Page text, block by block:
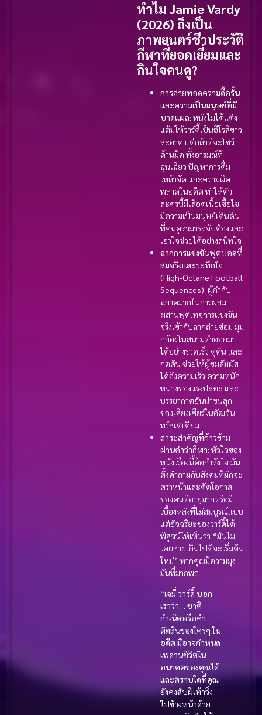
ทำไม Jamie Vardy
(2026) ถึงเป็น
ภาพยนตร์ชีวประวัติ
กีฬาที่ยอดเยี่ยมและ
กินใจคนดู?
การถ่ายทอดความดื้อรั้น
และความเป็นมนุษย์ที่มี
บาดแผล: หนังไม่ได้แต่ง
แต้มให้วาร์ดี้เป็นฮีโร่สีขาว
สะอาด แต่กล้าที่จะโชว์
ด้านมืด ทั้งอารมณ์ที่
ฉุนเฉียว ปัญหาการดื่ม
เหล้าจัด และความผิด
พลาดในอดีต ทำให้ตัว
ละครนี้มีเลือดเนื้อเชื้อไข
มีความเป็นมนุษย์เดินดิน
ที่คนดูสามารถจับต้องและ
เอาใจช่วยได้อย่างสนิทใจ
ฉากการแข่งขันฟุตบอลที่
สมจริงและระทึกใจ
(High-Octane Football
Sequences): ผู้กำกับ
ฉลาดมากในการผสม
ผสานฟุตเทจการแข่งขัน
จริงเข้ากับฉากถ่ายซ่อม มุม
กล้องในสนามทำออกมา
ได้อย่างรวดเร็ว ดุดัน และ
กดดัน ช่วยให้ผู้ชมสัมผัส
ได้ถึงความเร็ว ความหนัก
หน่วงของแรงปะทะ และ
บรรยากาศอันน่าขนลุก
ของเสียงเชียร์ในอัฒจัน
ทร์สเตเดียม
สาระสำคัญที่ก้าวข้าม
ผ่านคำว่ากีฬา: หัวใจของ
หนังเรื่องนี้คือกำลังใจ มัน
ตั้งคำถามกับสังคมที่มักจะ
ตราหน้าและตัดโอกาส
ของคนที่อายุมากหรือมี
เบื้องหลังที่ไม่สมบูรณ์แบบ
แต่อัจฉริยะของวาร์ดี้ได้
พิสูจน์ให้เห็นว่า “มันไม่
เคยสายเกินไปที่จะเริ่มต้น
ใหม่” หากคุณมีความมุ่ง
มั่นที่มากพอ
“เจมี่ วาร์ดี้ บอก
เราว่า… ชาติ
กำเนิดหรือคำ
ตัดสินของใครๆ ใน
อดีต มิอาจกำหนด
เพดานชีวิตใน
อนาคตของคุณได้
และตราบใดที่คุณ
ยังคงสับฝีเท้าวิ่ง
ไปข้างหน้าด้วย